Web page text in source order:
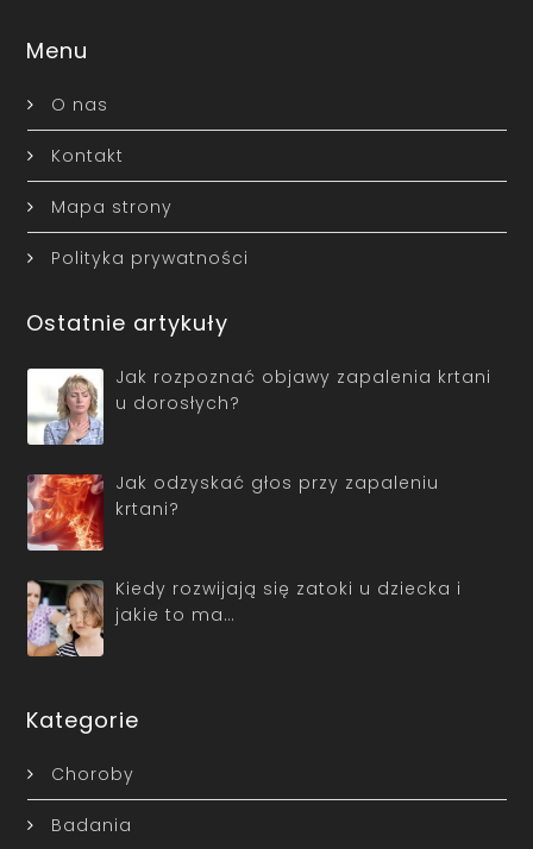
Menu
O nas
Kontakt
Mapa strony
Polityka prywatności
Ostatnie artykuły
Jak rozpoznać objawy zapalenia krtani
u dorosłych?
Jak odzyskać głos przy zapaleniu
krtani?
Kiedy rozwijają się zatoki u dziecka i
jakie to ma…
Kategorie
Choroby
Badania